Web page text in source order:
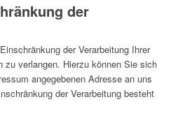
der
der Verarbeitung Ihrer
zu verlangen. Hierzu können Sie sich
angegebenen Adresse an uns
der Verarbeitung besteht